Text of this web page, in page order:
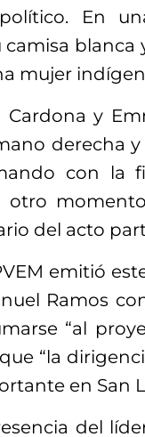
En
blanca
mujer
Cardona y
derecha
con la
otro
del acto
emitió
Ramos
“al
“la
en San
del